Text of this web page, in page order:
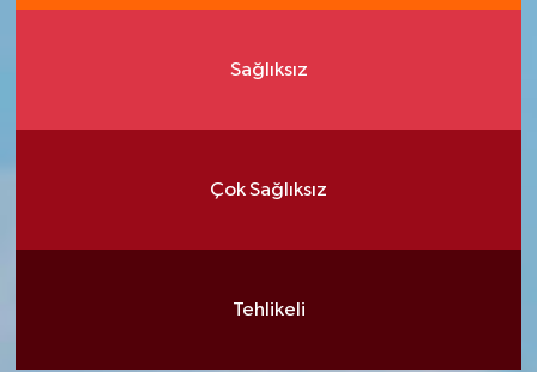
Sağlıksız
Çok Sağlıksız
Tehlikeli